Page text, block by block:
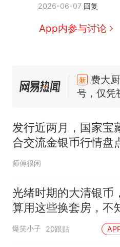
2026-06-07 回复
App内参与讨论
热 “不想
任院长一
源；曾用
号，仅凭
协会回应
男子上山
美国渔
回大海
来源：参
笔试第一
惊艳！
间创作“
3D！
热
“不想
似南京大
传，院
发行近两月，国家宝
合交流金银币行情盘
多个规格临近破发
师傅很闲
光绪时期的大清银币
算用这些换套房，不
现在市场价如何！
爆笑小子 20跟贴